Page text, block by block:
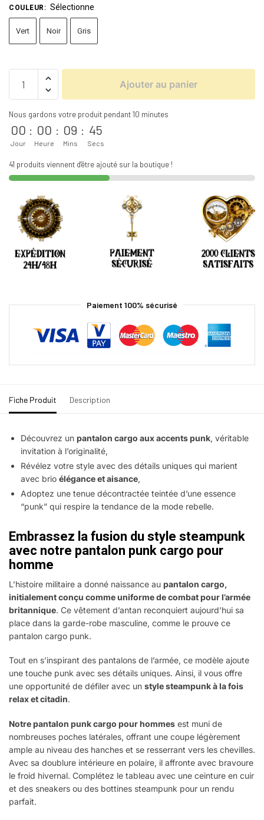
COULEUR: Sélectionne
Vert Noir Gris
Ajouter au panier
Nous gardons votre produit pendant 10 minutes
00
Jour
: 00
Heure
: 09
Mins
: 44
Secs
41 produits viennent d'être ajouté sur la boutique !
Paiement 100% sécurisé
Fiche Produit Description
Découvrez un pantalon cargo aux accents punk, véritable
invitation à l’originalité,
Révélez votre style avec des détails uniques qui marient
avec brio élégance et aisance,
Adoptez une tenue décontractée teintée d’une essence
“punk” qui respire la tendance de la mode rebelle.
Embrassez la fusion du style steampunk
avec notre pantalon punk cargo pour
homme
L’histoire militaire a donné naissance au pantalon cargo,
initialement conçu comme uniforme de combat pour l’armée
britannique. Ce vêtement d’antan reconquiert aujourd’hui sa
place dans la garde-robe masculine, comme le prouve ce
pantalon cargo punk.
Tout en s’inspirant des pantalons de l’armée, ce modèle ajoute
une touche punk avec ses détails uniques. Ainsi, il vous offre
une opportunité de défiler avec un style steampunk à la fois
relax et citadin.
Notre pantalon punk cargo pour hommes est muni de
nombreuses poches latérales, offrant une coupe légèrement
ample au niveau des hanches et se resserrant vers les chevilles.
Avec sa doublure intérieure en polaire, il affronte avec bravoure
le froid hivernal. Complétez le tableau avec une ceinture en cuir
et des sneakers ou des bottines steampunk pour un rendu
parfait.